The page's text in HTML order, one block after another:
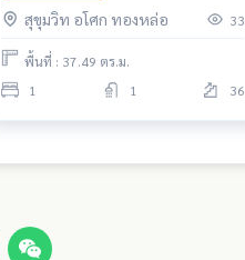
สุขุมวิท อโศก ทองหล่อ 33
พื้นที่ : 37.49 ตร.ม.
1
1 36